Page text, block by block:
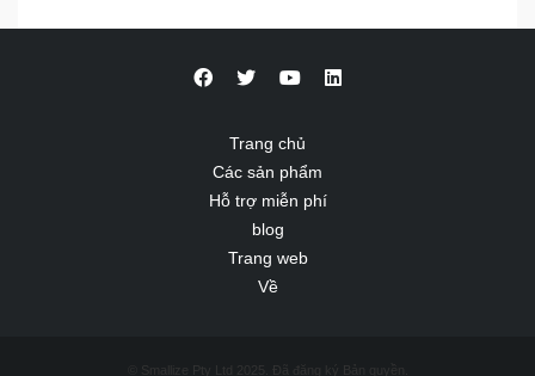
Trang chủ
Các sản phẩm
Hỗ trợ miễn phí
blog
Trang web
Về
© Smallize Pty Ltd 2025. Đã đăng ký Bản quyền.